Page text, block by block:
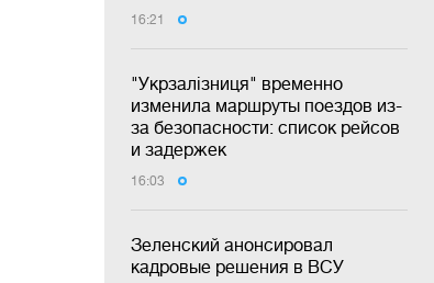
16:21
"Укрзалізниця" временно
изменила маршруты поездов из-
за безопасности: список рейсов
и задержек
16:03
Зеленский анонсировал
кадровые решения в ВСУ